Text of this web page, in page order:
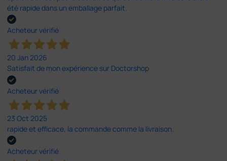
été rapide dans un emballage parfait.
Acheteur vérifié
20 Jan 2026
Satisfait de mon expérience sur Doctorshop
Acheteur vérifié
23 Oct 2025
rapide et efficace, la commande comme la livraison.
Acheteur vérifié